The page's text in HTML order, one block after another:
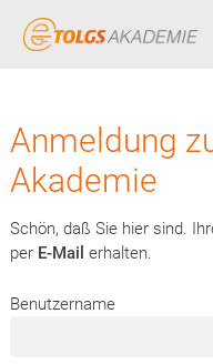
Anmeldung
Akademie
Schön, daß Sie hier sind.
per E-Mail erhalten.
Benutzername